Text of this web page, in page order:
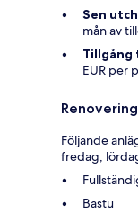
Sen
mån av
Tillgång
EUR per
Följande
fredag,
Bastu